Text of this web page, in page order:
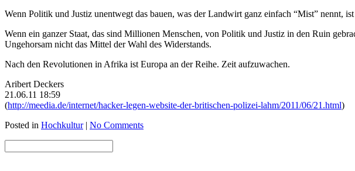
Wenn Politik und Justiz unentwegt das bauen, was der Landwirt ganz einfach “Mist” nennt,
Wenn ein ganzer Staat, das sind Millionen Menschen, von Politik und Justiz in den Ruin
Ungehorsam nicht das Mittel der Wahl des Widerstands.
Nach den Revolutionen in Afrika ist Europa an der Reihe. Zeit aufzuwachen.
Aribert Deckers
21.06.11 18:59
(http://meedia.de/internet/hacker-legen-website-der-britischen-polizei-lahm/2011/06/21.html)
Posted in Hochkultur| No Comments